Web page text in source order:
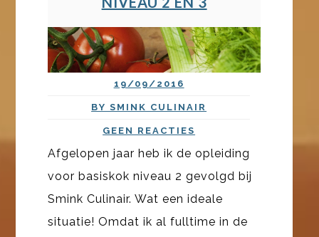
19/09/2016
BY SMINK CULINAIR
GEEN REACTIES
Afgelopen jaar heb ik de opleiding
voor basiskok niveau 2 gevolgd bij
Smink Culinair. Wat een ideale
situatie! Omdat ik al fulltime in de